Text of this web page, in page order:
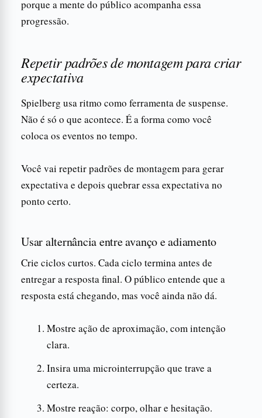
porque a mente do público acompanha essa
progressão.
Repetir padrões de montagem para criar
expectativa
Spielberg usa ritmo como ferramenta de suspense.
Não é só o que acontece. É a forma como você
coloca os eventos no tempo.
Você vai repetir padrões de montagem para gerar
expectativa e depois quebrar essa expectativa no
ponto certo.
Usar alternância entre avanço e adiamento
Crie ciclos curtos. Cada ciclo termina antes de
entregar a resposta final. O público entende que a
resposta está chegando, mas você ainda não dá.
Mostre ação de aproximação, com intenção
clara.
Insira uma microinterrupção que trave a
certeza.
Mostre reação: corpo, olhar e hesitação.